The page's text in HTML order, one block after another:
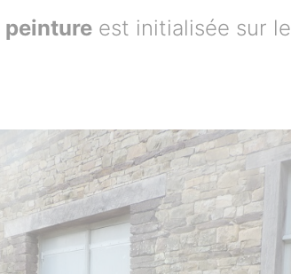
peinture est initialisée sur le